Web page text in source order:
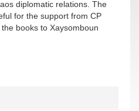
diplomatic relations. The
for the support from CP
books to Xaysomboun